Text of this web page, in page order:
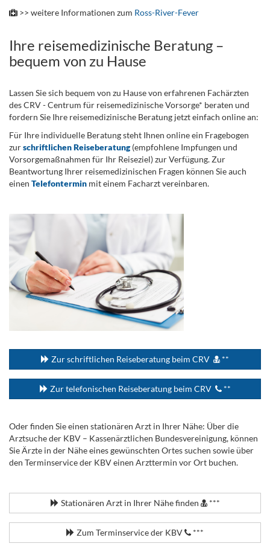
>> weitere Informationen zum Ross-River-Fever
Ihre reisemedizinische Beratung –
bequem von zu Hause
Lassen Sie sich bequem von zu Hause von erfahrenen Fachärzten
des CRV - Centrum für reisemedizinische Vorsorge* beraten und
fordern Sie Ihre reisemedizinische Beratung jetzt einfach online an:
Für Ihre individuelle Beratung steht Ihnen online ein Fragebogen
zurschriftlichen Reiseberatung(empfohlene Impfungen und
Vorsorgemaßnahmen für Ihr Reiseziel) zur Verfügung. Zur
Beantwortung Ihrer reisemedizinischen Fragen können Sie auch
einen Telefontermin mit einem Facharzt vereinbaren.
Zur schriftlichen Reiseberatung beim CRV **
Zur telefonischen Reiseberatung beim CRV **
Oder finden Sie einen stationären Arzt in Ihrer Nähe: Über die
Arztsuche der KBV – Kassenärztlichen Bundesvereinigung, können
Sie Ärzte in der Nähe eines gewünschten Ortes suchen sowie über
den Terminservice der KBV einen Arzttermin vor Ort buchen.
Stationären Arzt in Ihrer Nähe finden ***
Zum Terminservice der KBV ***